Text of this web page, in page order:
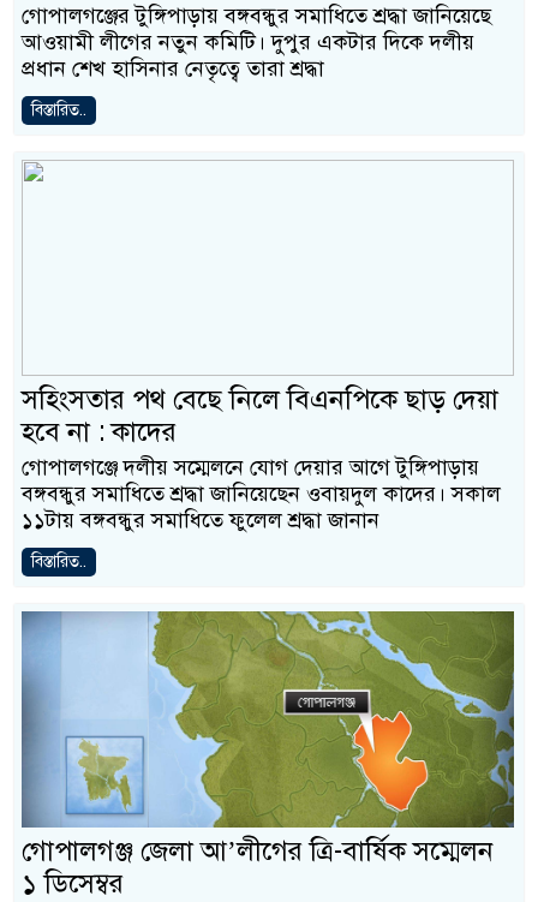
গোপালগঞ্জের টুঙ্গিপাড়ায় বঙ্গবন্ধুর সমাধিতে শ্রদ্ধা জানিয়েছে
আওয়ামী লীগের নতুন কমিটি। দুপুর একটার দিকে দলীয়
প্রধান শেখ হাসিনার নেতৃত্বে তারা শ্রদ্ধা
বিস্তারিত..
সহিংসতার পথ বেছে নিলে বিএনপিকে ছাড় দেয়া
হবে না : কাদের
গোপালগঞ্জে দলীয় সম্মেলনে যোগ দেয়ার আগে টুঙ্গিপাড়ায়
বঙ্গবন্ধুর সমাধিতে শ্রদ্ধা জানিয়েছেন ওবায়দুল কাদের। সকাল
১১টায় বঙ্গবন্ধুর সমাধিতে ফুলেল শ্রদ্ধা জানান
বিস্তারিত..
গোপালগঞ্জ জেলা আ’লীগের ত্রি-বার্ষিক সম্মেলন
১ ডিসেম্বর